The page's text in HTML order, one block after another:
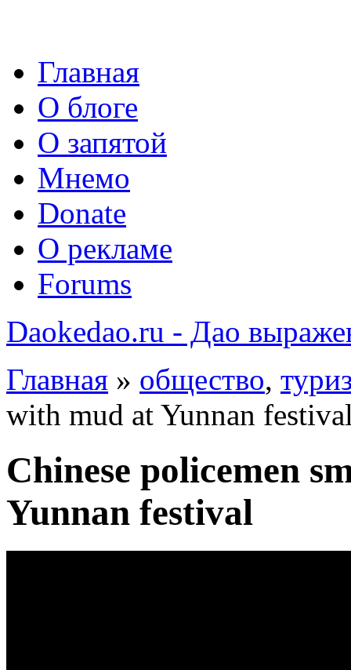
Главная
О блоге
О запятой
Мнемо
Donate
О рекламе
Forums
Daokedao.ru - Дао
Главная » общество,
with mud at Yunnan
Chinese policemen
Yunnan festival